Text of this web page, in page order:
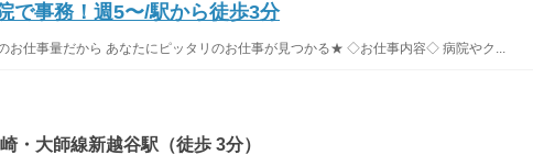
で事務！週5〜/駅から徒歩3分
お仕事量だから あなたにピッタリのお仕事が見つかる★ ◇お仕事内容◇ 病院やク...
・大師線新越谷駅（徒歩 3分）